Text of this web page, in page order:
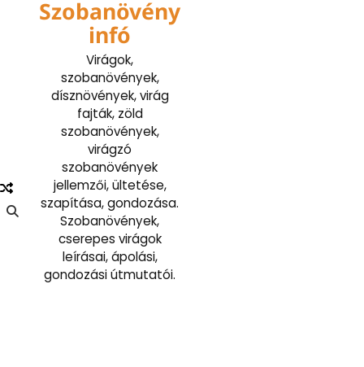
Szobanövény
infó
Virágok,
szobanövények,
dísznövények, virág
fajták, zöld
szobanövények,
virágzó
szobanövények
jellemzői, ültetése,
szapítása, gondozása.
Szobanövények,
cserepes virágok
leírásai, ápolási,
gondozási útmutatói.